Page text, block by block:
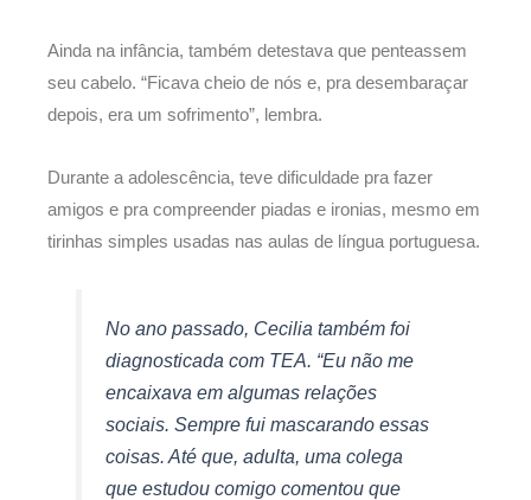
Ainda na infância, também detestava que penteassem
seu cabelo. “Ficava cheio de nós e, pra desembaraçar
depois, era um sofrimento”, lembra.
Durante a adolescência, teve dificuldade pra fazer
amigos e pra compreender piadas e ironias, mesmo em
tirinhas simples usadas nas aulas de língua portuguesa.
No ano passado, Cecilia também foi
diagnosticada com TEA. “Eu não me
encaixava em algumas relações
sociais. Sempre fui mascarando essas
coisas. Até que, adulta, uma colega
que estudou comigo comentou que